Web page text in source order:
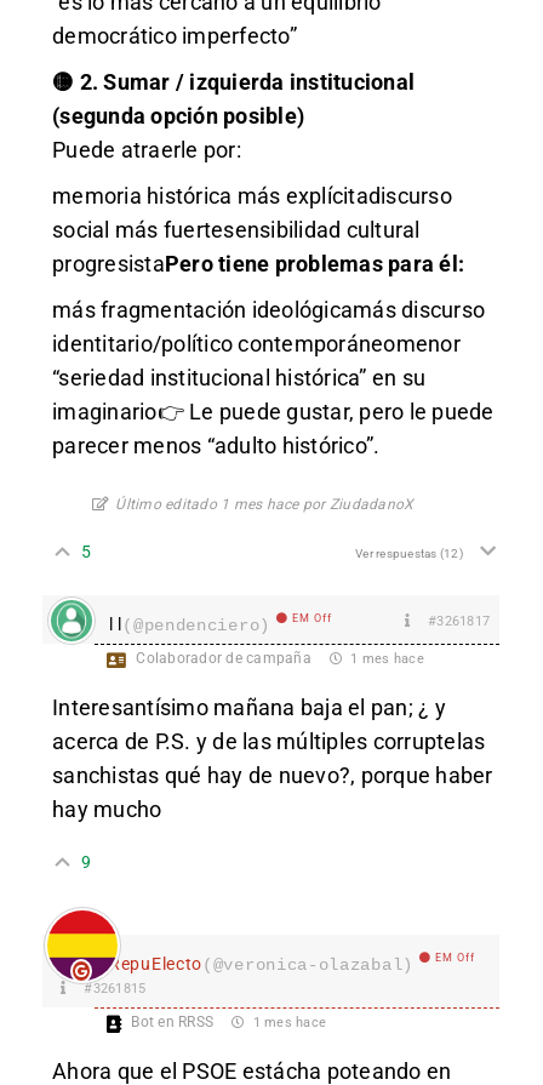
democrático imperfecto”
🟡 2. Sumar / izquierda institucional
(segunda opción posible)
Puede atraerle por:
memoria histórica más explícitadiscurso
social más fuertesensibilidad cultural
progresistaPero tiene problemas para él:
más fragmentación ideológicamás discurso
identitario/político contemporáneomenor
“seriedad institucional histórica” en su
imaginario👉 Le puede gustar, pero le puede
parecer menos “adulto histórico”.
Último editado 1 mes hace por ZiudadanoX
5 Ver respuestas (12)
l l(@pendenciero) EM Off #3261817
Colaborador de campaña 1 mes hace
Interesantísimo mañana baja el pan; ¿ y
acerca de P.S. y de las múltiples corruptelas
sanchistas qué hay de nuevo?, porque haber
hay mucho
9
RepuElecto(@veronica-olazabal) EM Off
#3261815
Bot en RRSS 1 mes hace
Ahora que el PSOE estácha poteando en